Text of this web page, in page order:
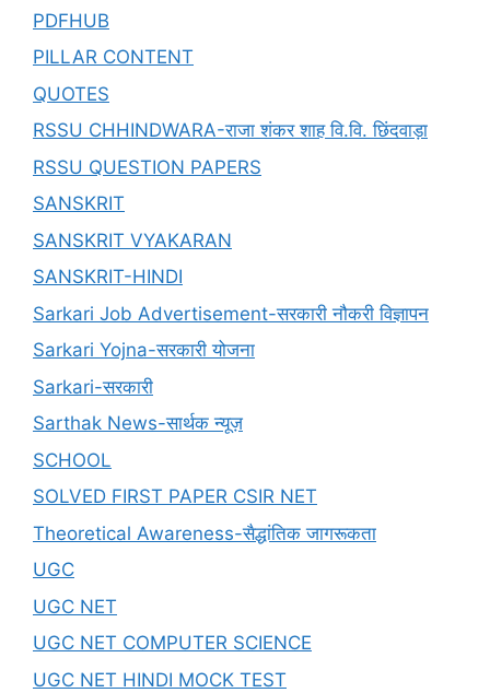
PDFHUB
PILLAR CONTENT
QUOTES
RSSU CHHINDWARA-राजा शंकर शाह वि.वि. छिंदवाड़ा
RSSU QUESTION PAPERS
SANSKRIT
SANSKRIT VYAKARAN
SANSKRIT-HINDI
Sarkari Job Advertisement-सरकारी नौकरी विज्ञापन
Sarkari Yojna-सरकारी योजना
Sarkari-सरकारी
Sarthak News-सार्थक न्यूज़
SCHOOL
SOLVED FIRST PAPER CSIR NET
Theoretical Awareness-सैद्धांतिक जागरूकता
UGC
UGC NET
UGC NET COMPUTER SCIENCE
UGC NET HINDI MOCK TEST